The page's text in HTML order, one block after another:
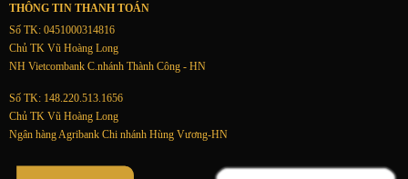
THÔNG TIN THANH TOÁN
Số TK: 0451000314816
Chủ TK Vũ Hoàng Long
NH Vietcombank C.nhánh Thành Công - HN
Số TK: 148.220.513.1656
Chủ TK Vũ Hoàng Long
Ngân hàng Agribank Chi nhánh Hùng Vương-HN